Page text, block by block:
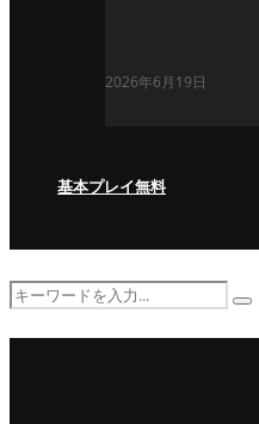
2026年6月19日
基本プレイ無料
Search